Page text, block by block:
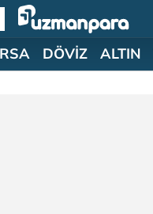
DÖVİZ ALTIN